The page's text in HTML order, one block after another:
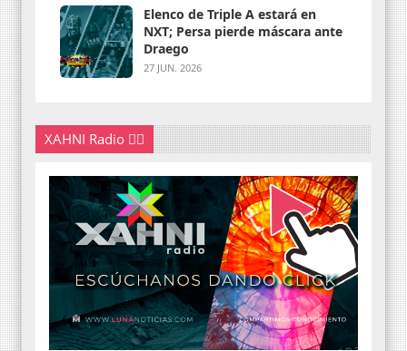
Elenco de Triple A estará en
NXT; Persa pierde máscara ante
Draego
27 JUN. 2026
XAHNI Radio 👇🏽